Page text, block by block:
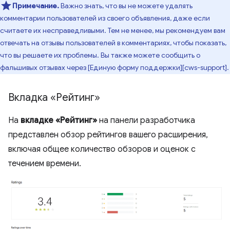
Примечание.Важно знать, что вы не можете удалять
комментарии пользователей из своего объявления, даже если
считаете их несправедливыми. Тем не менее, мы рекомендуем вам
отвечать на отзывы пользователей в комментариях, чтобы показать,
что вы решаете их проблемы. Вы также можете сообщить о
фальшивых отзывах через [Единую форму поддержки][cws-support].
Вкладка «Рейтинг»
На вкладке «Рейтинг» на панели разработчика
представлен обзор рейтингов вашего расширения,
включая общее количество обзоров и оценок с
течением времени.